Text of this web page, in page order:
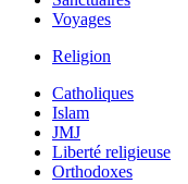
Voyages
Religion
Catholiques
Islam
JMJ
Liberté religieuse
Orthodoxes